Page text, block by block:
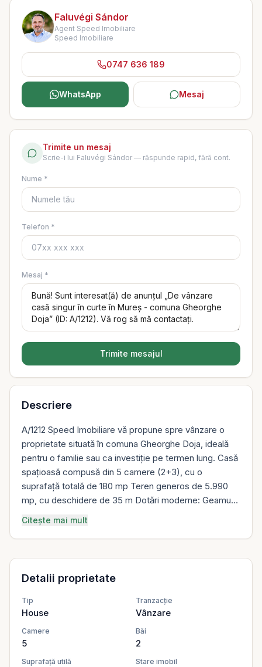
Faluvégi Sándor
Agent Speed Imobiliare
Speed Imobiliare
0747 636 189
WhatsApp Mesaj
Trimite un mesaj
Scrie-i lui Faluvégi Sándor — răspunde rapid, fără cont.
Nume *
Telefon *
Mesaj *
Trimite mesajul
Descriere
A/1212 Speed Imobiliare vă propune spre vânzare o
proprietate situată în comuna Gheorghe Doja, ideală
pentru o familie sau ca investiție pe termen lung. Casă
spațioasă compusă din 5 camere (2+3), cu o
suprafață totală de 180 mp Teren generos de 5.990
mp, cu deschidere de 35 m Dotări moderne: Geamuri
termopan Centrală proprie Aer condiționat 2 garaje
Imobilul este disponibil pentru mutare în maximum 30
de zile. Preț: 125.000 Euro Pentru mai multe informații
sau programarea unei vizionări, nu ezitați să ne
Citește mai mult
Detalii proprietate
Tip
House
Tranzacție
Vânzare
Camere
5
Băi
2
Suprafață utilă Stare imobil